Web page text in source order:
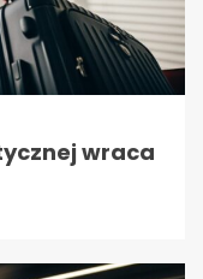
wraca